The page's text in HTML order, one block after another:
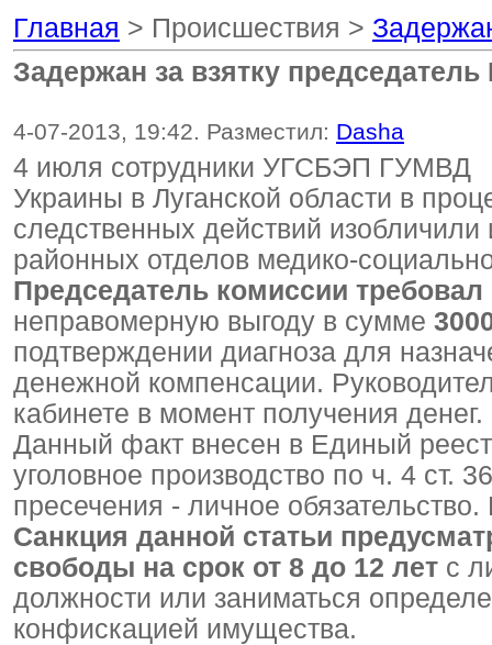
Главная > Происшествия >
Задержан за взятку
4-07-2013, 19:42. Разместил: Dasha
4 июля сотрудники УГСБЭП ГУМВД
Украины в Луганской области в
следственных действий
районных отделов медико-
Председатель комиссии
неправомерную выгоду в сумме
подтверждении диагноза для
денежной компенсации.
кабинете в момент получения денег.
Данный факт внесен в Единый
уголовное производство по ч. 4
пресечения - личное
Санкция данной статьи
свободы на срок от 8 до 12 лет с
должности или заниматься
конфискацией имущества.